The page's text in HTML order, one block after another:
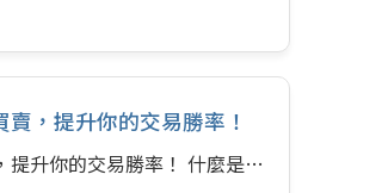
，提升你的交易勝率！
提升你的交易勝率！ 什麼是…